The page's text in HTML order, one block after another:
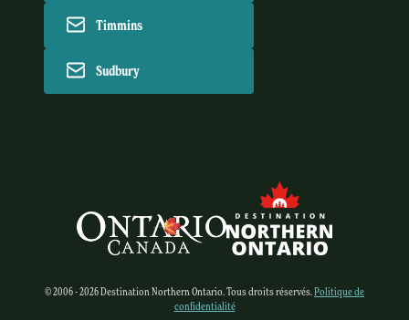
Timmins
Sudbury
© 2006 - 2026 Destination Northern Ontario. Tous droits réservés.Politique de
confidentialité